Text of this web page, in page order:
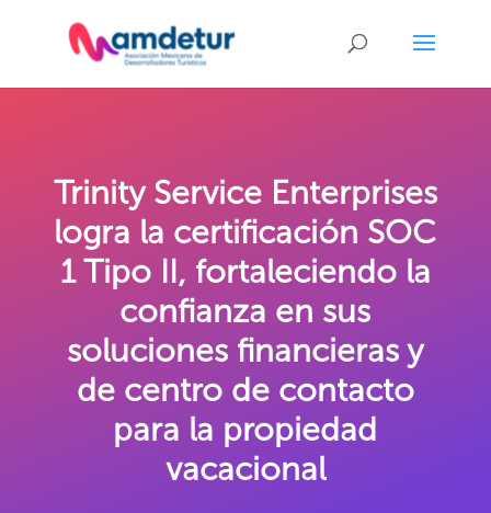
Trinity Service Enterprises
logra la certificación SOC
1 Tipo II, fortaleciendo la
confianza en sus
soluciones financieras y
de centro de contacto
para la propiedad
vacacional